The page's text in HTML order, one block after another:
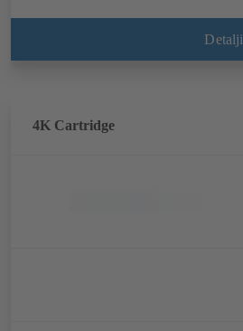
Detalji
4K Cartridge